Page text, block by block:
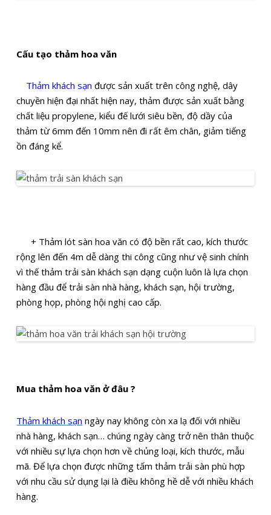
Cấu tạo thảm hoa văn
Thảm khách sạn được sản xuất trên công nghệ, dây
chuyền hiện đại nhất hiện nay, thảm được sản xuất bằng
chất liệu propylene, kiểu đế lưới siêu bền, độ dầy của
thảm từ 6mm đến 10mm nên đi rất êm chân, giảm tiếng
ồn đáng kể.
+ Thảm lót sàn hoa văn có độ bền rất cao, kích thước
rộng lên đến 4m dễ dàng thi công cũng như vệ sinh chính
vì thế thảm trải sàn khách sạn dạng cuộn luôn là lựa chọn
hàng đầu để trải sàn nhà hàng, khách sạn, hội trường,
phòng họp, phòng hội nghị cao cấp.
Mua thảm hoa văn ở đâu ?
Thảm khách sạn ngày nay không còn xa lạ đối với nhiều
nhà hàng, khách sạn… chúng ngày càng trở nên thân thuộc
với nhiều sự lựa chọn hơn về chủng loại, kích thước, mẫu
mã. Để lựa chọn được những tấm thảm trải sàn phù hợp
với nhu cầu sử dụng lại là điều không hề dễ với nhiều khách
hàng.